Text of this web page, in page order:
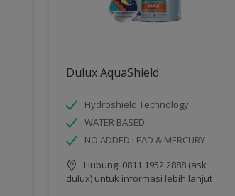
Dulux AquaShield
Hydroshield Technology
WATER BASED
NO ADDED LEAD & MERCURY
Hubungi 0811 1952 2888 (ask
dulux) untuk informasi lebih lanjut